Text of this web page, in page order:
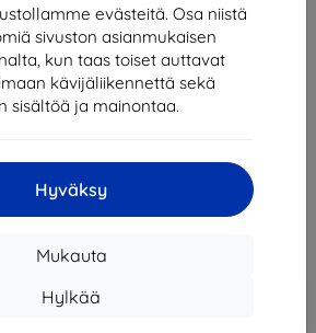
evästeitä. Osa niistä
sivuston asianmukaisen
kun taas toiset auttavat
kävijäliikennettä sekä
sisältöä ja mainontaa.
Hyväksy
Mukauta
Hylkää
SAMSUNG GALAXY S22+
86899)